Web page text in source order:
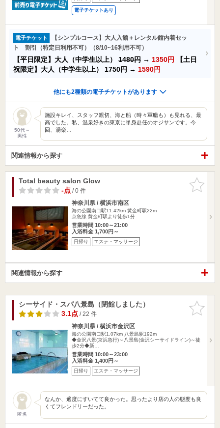
電子チケットあり
電子チケット
【シンプルコース】大人入館＋レンタル館内着セッ
ト 割引（特定日利用不可）（8/10~16利用不可）
【平日限定】大人（中学生以上） 1480円 → 1350円
【土日
祝限定】大人（中学生以上） 1750円 → 1590円
他にも2種類の電子チケットがあります
50代～
男性
施設キレイ、スタッフ親切、海と船（時々軍艦も）も見れる、最
高でした。私、温泉好きの東京に単身赴任のオジサンです。今
回、湯楽…
関連情報から探す
お気に入
りに追加
Total beauty salon Glow
-点/ 0 件
神奈川県 / 横浜市南区
海の公園南口駅11.42km 黄金町駅22m
京急線 黄金町駅より徒歩1分
営業時間 10:00～21:00
入浴料金 1,700円～
日帰り エステ・マッサージ
関連情報から探す
お気に入
りに追加
シーサイド・スパ八景島（閉館しました）
3.1点/ 22 件
神奈川県 / 横浜市金沢区
海の公園南口駅1.07km 八景島駅192m
◆金沢八景(京浜急行)～八景島(金沢シーサイドライン)～徒
歩2分◆新…
営業時間 10:00～23:00
入浴料金 1,400円～
日帰り エステ・マッサージ
匿名
なんか、適度にすいてて良かった。思ったより店の人の態度も良
くてフレンドリーだった。